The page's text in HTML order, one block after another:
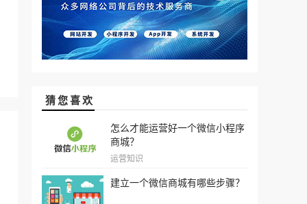
猜您喜欢
怎么才能运营好一个微信小程序
商城？
运营知识
建立一个微信商城有哪些步骤？